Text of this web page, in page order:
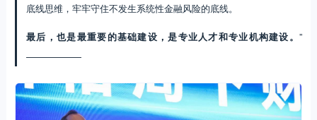
底线思维，牢牢守住不发生系统性金融风险的底线。
最后，也是最重要的基础建设，是专业人才和专业机构建设。”
——————